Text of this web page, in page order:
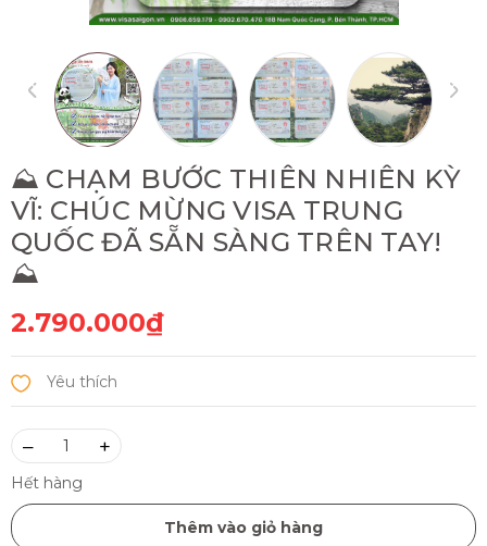
⛰️ CHẠM BƯỚC THIÊN NHIÊN KỲ
VĨ: CHÚC MỪNG VISA TRUNG
QUỐC ĐÃ SẴN SÀNG TRÊN TAY!
⛰️
2.790.000₫
– +
Hết hàng
Thêm vào giỏ hàng